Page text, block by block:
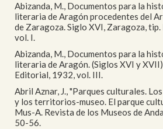
Abizanda, M., Documentos para la
literaria de Aragón procedentes del
de Zaragoza. Siglo XVI, Zaragoza,
vol. I.
Abizanda, M., Documentos para la
literaria de Aragón. (Siglos XVI y
Editorial, 1932, vol. III.
Abril Aznar, J., "Parques culturales.
y los territorios-museo. El parque
Mus-A. Revista de los Museos de
50-56.